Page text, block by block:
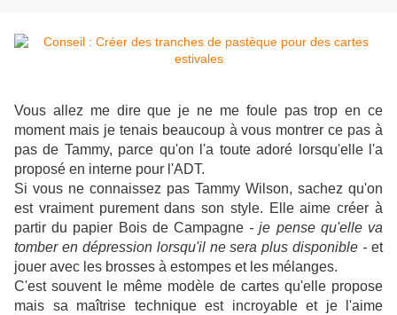
Vous allez me dire que je ne me foule pas trop en ce
moment mais je tenais beaucoup à vous montrer ce pas à
pas de Tammy, parce qu'on l'a toute adoré lorsqu'elle l'a
proposé en interne pour l'ADT.
Si vous ne connaissez pas Tammy Wilson, sachez qu'on
est vraiment purement dans son style. Elle aime créer à
partir du papier Bois de Campagne - je pense qu'elle va
tomber en dépression lorsqu'il ne sera plus disponible - et
jouer avec les brosses à estompes et les mélanges.
C'est souvent le même modèle de cartes qu'elle propose
mais sa maîtrise technique est incroyable et je l'aime